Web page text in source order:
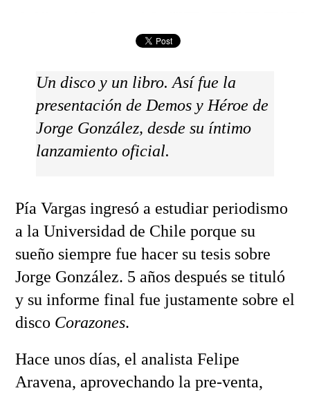
Un disco y un libro. Así fue la
presentación de Demos y Héroe de
Jorge González, desde su íntimo
lanzamiento oficial.
Pía Vargas ingresó a estudiar periodismo
a la Universidad de Chile porque su
sueño siempre fue hacer su tesis sobre
Jorge González. 5 años después se tituló
y su informe final fue justamente sobre el
disco Corazones.
Hace unos días, el analista Felipe
Aravena, aprovechando la pre-venta,